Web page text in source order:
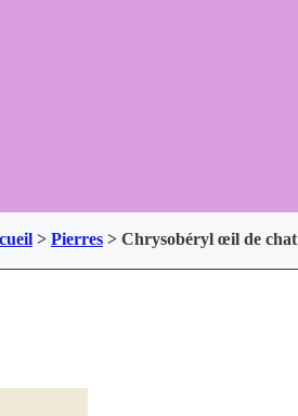
> Pierres > Chrysobéryl œil de chat